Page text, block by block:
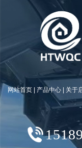
网站首页 | 产品中心 | 关于